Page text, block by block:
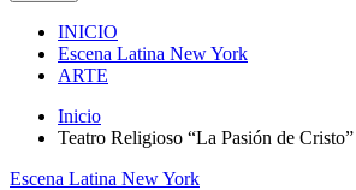
INICIO
Escena Latina New York
ARTE
Inicio
Teatro Religioso “La Pasión de Cristo”
Escena Latina New York